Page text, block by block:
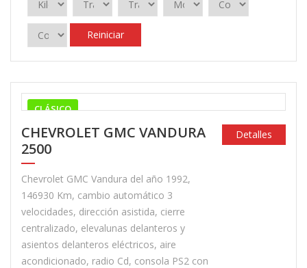
Reiniciar
CLÁSICO
CHEVROLET GMC VANDURA
2500
Chevrolet GMC Vandura del año 1992,
146930 Km, cambio automático 3
velocidades, dirección asistida, cierre
centralizado, elevalunas delanteros y
asientos delanteros eléctricos, aire
acondicionado, radio Cd, consola PS2 con
Detalles